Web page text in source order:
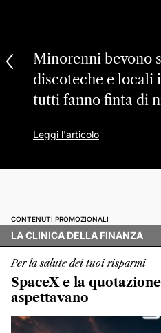
Minorenni bevono
discoteche e locali
tutti fanno finta di
Leggi l'articolo
CONTENUTI PROMOZIONALI
LA CLINICA DELLA FINANZA
Per la salute dei tuoi risparmi
SpaceX e la
aspettavano